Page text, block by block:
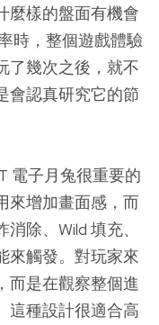
麼樣的盤面有機會
時，整個遊戲體驗
了幾次之後，就不
會認真研究它的節
電子月兔很重要的
來增加畫面感，而
除、Wild 填充、
來觸發。對玩家來
而是在觀察整個進
這種設計很適合高